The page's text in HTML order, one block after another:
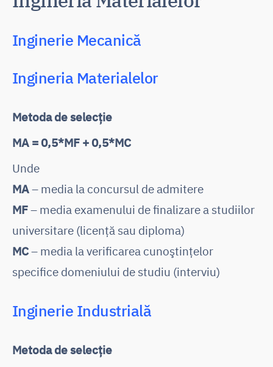
Inginerie Mecanică
Ingineria Materialelor
Metoda de selecție
MA = 0,5*MF + 0,5*MC
Unde
MA– media la concursul de admitere
MF– media examenului de finalizare a studiilor
universitare (licență sau diploma)
MC– media la verificarea cunoştinţelor
specifice domeniului de studiu (interviu)
Inginerie Industrială
Metoda de selecție